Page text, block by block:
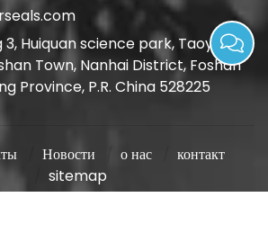
3, Huiquan science park, Taoyuan
Town, Nanhai District, Foshan
Province, P.R. China 528225
Новости о нас
контакт
sitemap